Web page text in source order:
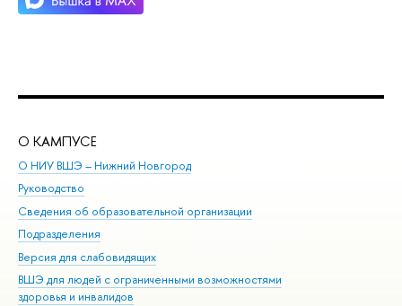
О КАМПУСЕ
О НИУ ВШЭ – Нижний Новгород
Руководство
Сведения об образовательной организации
Подразделения
Версия для слабовидящих
ВШЭ для людей с ограниченными возможностями
здоровья и инвалидов